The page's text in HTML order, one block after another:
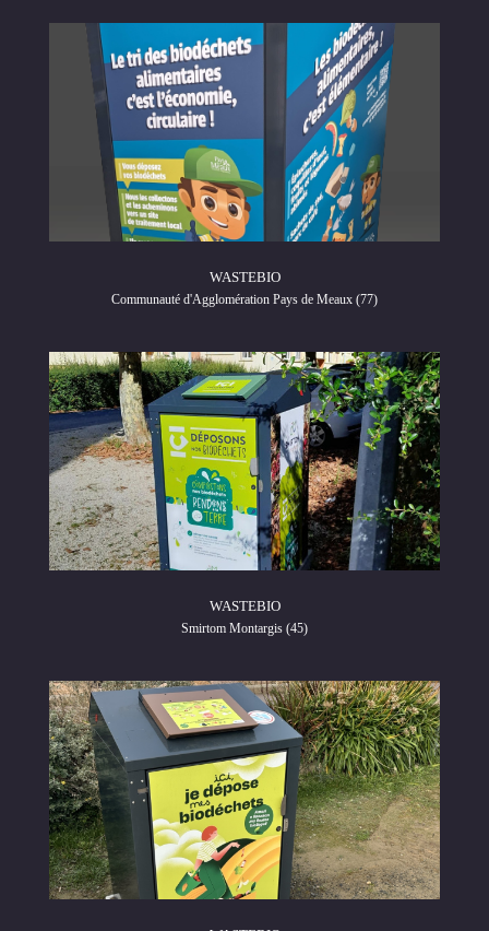
WASTEBIO
Communauté d'Agglomération Pays de Meaux (77)
WASTEBIO
Smirtom Montargis (45)